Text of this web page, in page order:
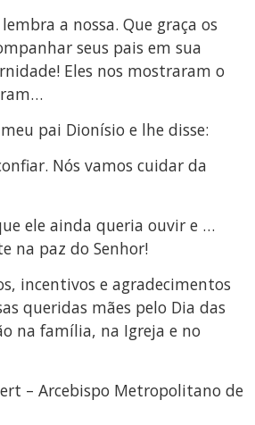
a nossa. Que graça os
seus pais em sua
Eles nos mostraram o
pai Dionísio e lhe disse:
Nós vamos cuidar da
ele ainda queria ouvir e …
na paz do Senhor!
e agradecimentos
queridas mães pelo Dia das
na família, na Igreja e no
– Arcebispo Metropolitano de